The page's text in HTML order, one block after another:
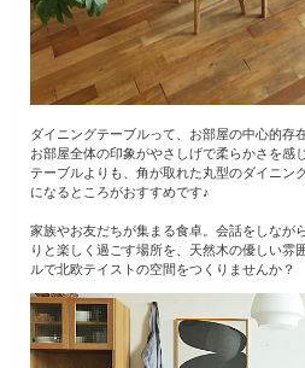
ダイニングテーブルって、お部屋の中心的存
お部屋全体の印象がやさしげで柔らかさを感
テーブルよりも、角が取れた丸型のダイニン
になるところがおすすめです♪
家族やお友だちが集まる食卓。会話をしなが
りと楽しく過ごす場所を、天然木の優しい雰
ルで北欧テイストの空間をつくりませんか？